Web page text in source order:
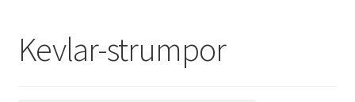
Kevlar-strumpor